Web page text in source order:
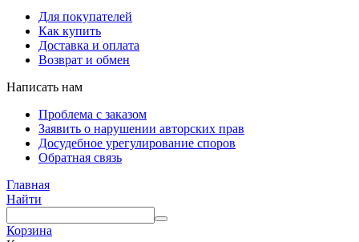
Для покупателей
Как купить
Доставка и оплата
Возврат и обмен
Написать нам
Проблема с заказом
Заявить о нарушении авторских прав
Досудебное урегулирование споров
Обратная связь
Главная
Найти
Корзина